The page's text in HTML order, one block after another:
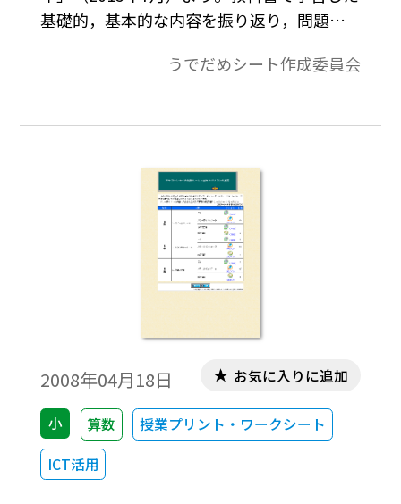
基礎的，基本的な内容を振り返り，問題場
A4判となっております。B4（122%）に拡大
2018）年度用］
うでだめシート作成委員会
2008年04月18日
小 算数
授業プリント・ワークシート
ICT活用
お気に入りに追加